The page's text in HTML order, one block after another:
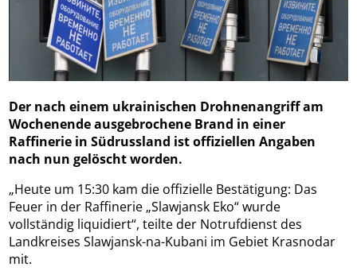
Der nach einem ukrainischen Drohnenangriff am
Wochenende ausgebrochene Brand in einer
Raffinerie in Südrussland ist offiziellen Angaben
nach nun gelöscht worden.
„Heute um 15:30 kam die offizielle Bestätigung: Das
Feuer in der Raffinerie „Slawjansk Eko“ wurde
vollständig liquidiert“, teilte der Notrufdienst des
Landkreises Slawjansk-na-Kubani im Gebiet Krasnodar
mit.